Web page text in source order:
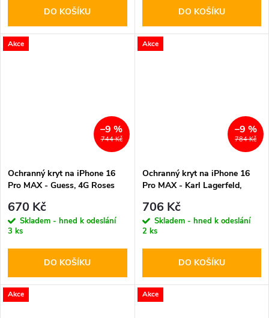
DO KOŠÍKU DO KOŠÍKU
Akce
744 Kč
–9 %
Ochranný kryt na iPhone 16
Pro MAX - Guess, 4G Roses
670 Kč
Skladem - hned k odeslání
3 ks
DO KOŠÍKU
Akce
784 Kč
–9 %
Ochranný kryt na iPhone 16
Pro MAX - Karl Lagerfeld,
MagSafe Black
706 Kč
Skladem - hned k odeslání
2 ks
DO KOŠÍKU
Akce Akce